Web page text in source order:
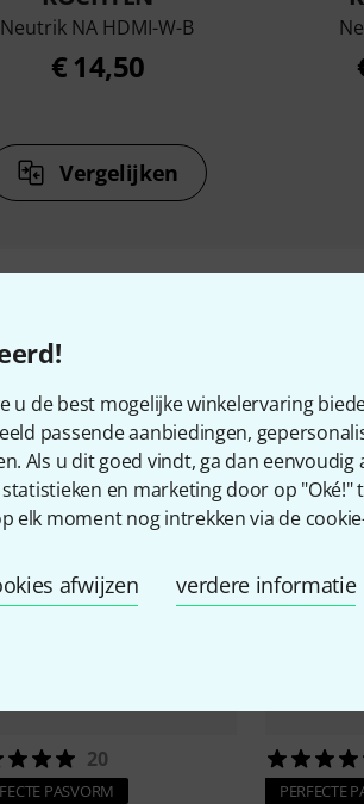
u de best mogelijke winkelervaring
passende aanbiedingen,
Als u dit goed vindt, ga dan
en marketing door op "Oké!"
elk moment nog intrekken via de
afwijzen verdere informatie
Neutrik NA HDMI-W-B
€ 14,50
Vergelijken
& verwante
20
PASVORM PERFECTE